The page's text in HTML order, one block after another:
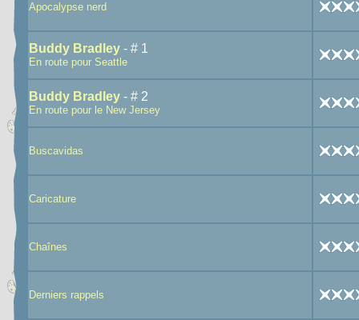
Apocalypse nerd
Buddy Bradley - # 1
En route pour Seattle
Buddy Bradley - # 2
En route pour le New Jersey
Buscavidas
Caricature
Chaînes
Derniers rappels